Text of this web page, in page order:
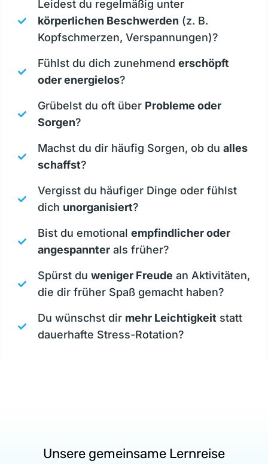
Leidest du regelmäßig unter
körperlichen Beschwerden (z. B.
Kopfschmerzen, Verspannungen)?
Fühlst du dich zunehmend erschöpft
oder energielos?
Grübelst du oft über Probleme oder
Sorgen?
Machst du dir häufig Sorgen, ob du alles
schaffst?
Vergisst du häufiger Dinge oder fühlst
dich unorganisiert?
Bist du emotional empfindlicher oder
angespannterals früher?
Spürst du weniger Freude an Aktivitäten,
die dir früher Spaß gemacht haben?
Du wünschst dir mehr Leichtigkeitstatt
dauerhafte Stress-Rotation?
Unsere gemeinsame Lernreise